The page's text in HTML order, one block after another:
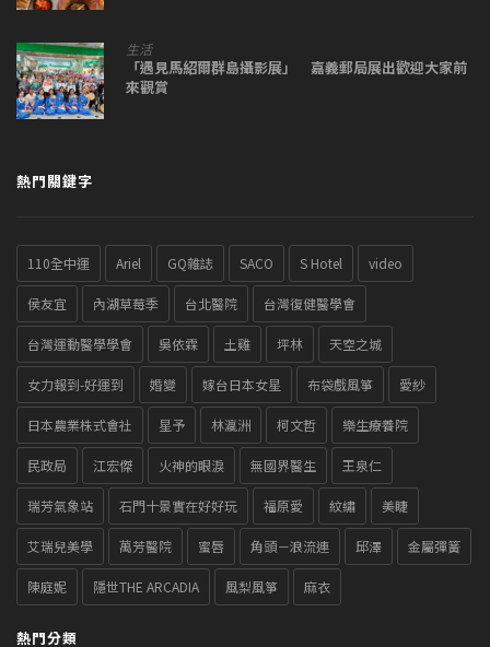
生活
「遇見馬紹爾群島攝影展」 嘉義郵局展出歡迎大家前
來觀賞
熱門關鍵字
110全中運 Ariel GQ雜誌 SACO S Hotel video
侯友宜 內湖草莓季 台北醫院 台灣復健醫學會
台灣運動醫學學會 吳依霖 土雞 坪林 天空之城
女力報到-好運到 婚變 嫁台日本女星 布袋戲風箏 愛紗
日本農業株式會社 星予 林瀛洲 柯文哲 樂生療養院
民政局 江宏傑 火神的眼淚 無國界醫生 王泉仁
瑞芳氣象站 石門十景實在好好玩 福原愛 紋繡 美睫
艾瑞兒美學 萬芳醫院 蜜唇 角頭－浪流連 邱澤 金屬彈簧
陳庭妮 隱世THE ARCADIA 風梨風箏 麻衣
熱門分類